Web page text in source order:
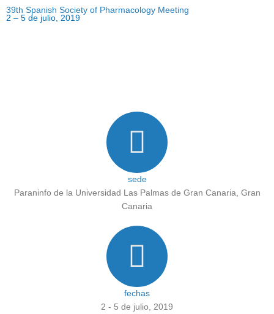
39th Spanish Society of Pharmacology Meeting
2 – 5 de julio, 2019
sede
Paraninfo de la Universidad Las Palmas de Gran Canaria, Gran
Canaria
fechas
2 - 5 de julio, 2019